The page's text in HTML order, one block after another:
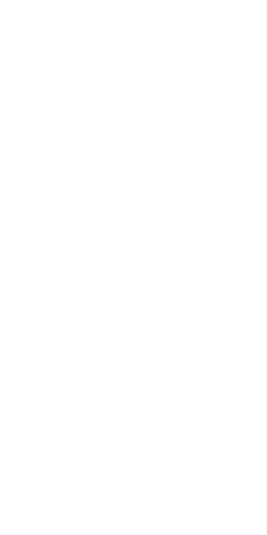
dal Responsabile
2.6 del suddetto
verifiche finali” come
almeno 10 anni, come
in forma scritta che
sarà richiesto di
del
che presentano
il 70% di risposte
svolte online, per
saranno riportate nel
specifica di
un attestato di
il territorio nazionale